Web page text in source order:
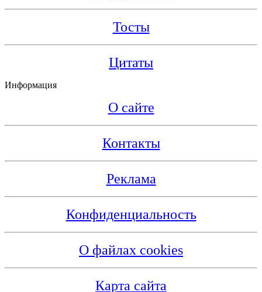
Тосты
Цитаты
Информация
О сайте
Контакты
Реклама
Конфиденциальность
О файлах cookies
Карта сайта